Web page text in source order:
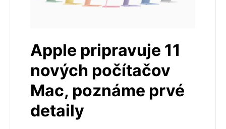
Apple pripravuje 11
nových počítačov
Mac, poznáme prvé
detaily